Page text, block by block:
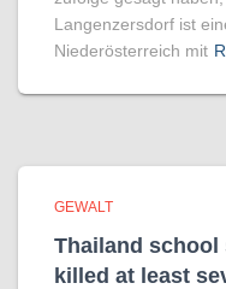
Langenzersdorf ist
Niederösterreich mit
GEWALT
Thailand
killed at least